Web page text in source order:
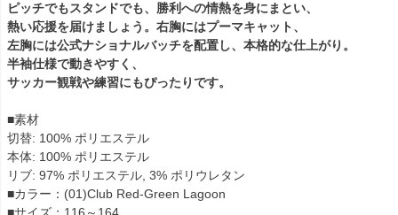
ピッチでもスタンドでも、勝利への情熱を身にまとい、
熱い応援を届けましょう。右胸にはプーマキャット、
左胸には公式ナショナルバッチを配置し、本格的な仕上がり。
半袖仕様で動きやすく、
サッカー観戦や練習にもぴったりです。
■素材
切替: 100% ポリエステル
本体: 100% ポリエステル
リブ: 97% ポリエステル, 3% ポリウレタン
■カラー：(01)Club Red-Green Lagoon